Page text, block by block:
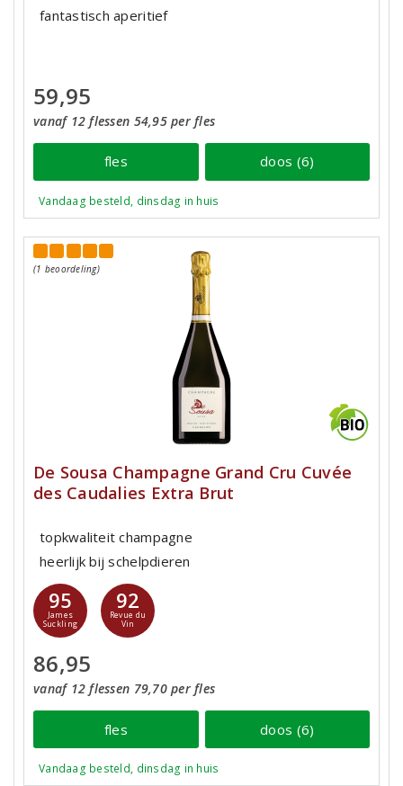
fantastisch aperitief
59,95
vanaf 12 flessen 54,95 per fles
fles doos (6)
Vandaag besteld, dinsdag in huis
(1 beoordeling)
De Sousa Champagne Grand Cru Cuvée
des Caudalies Extra Brut
topkwaliteit champagne
heerlijk bij schelpdieren
95
James
Suckling
92
Revue du
Vin
86,95
vanaf 12 flessen 79,70 per fles
fles doos (6)
Vandaag besteld, dinsdag in huis